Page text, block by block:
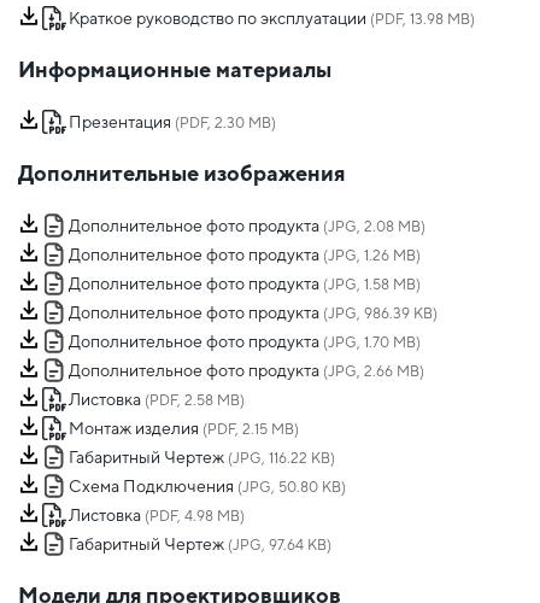
Краткое руководство по эксплуатации (PDF, 13.98 MB)
Информационные материалы
Презентация (PDF, 2.30 MB)
Дополнительные изображения
Дополнительное фото продукта (JPG, 2.08 MB)
Дополнительное фото продукта (JPG, 1.26 MB)
Дополнительное фото продукта (JPG, 1.58 MB)
Дополнительное фото продукта (JPG, 986.39 KB)
Дополнительное фото продукта (JPG, 1.70 MB)
Дополнительное фото продукта (JPG, 2.66 MB)
Листовка (PDF, 2.58 MB)
Монтаж изделия (PDF, 2.15 MB)
Габаритный Чертеж (JPG, 116.22 KB)
Схема Подключения (JPG, 50.80 KB)
Листовка (PDF, 4.98 MB)
Габаритный Чертеж (JPG, 97.64 KB)
Модели для проектировщиков